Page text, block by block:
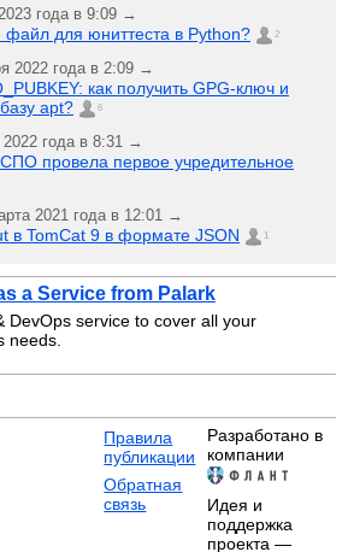
года в 9:09 →
файл для юниттеста в Python? 2
2022 года в 2:09 →
как получить GPG-ключ и
apt?
6
2022 года в 8:31 →
провела первое учредительное
2021 года в 12:01 →
в TomCat 9 в формате JSON 1
a Service from Palark
DevOps service to cover all your
needs.
Правила
публикации
Обратная
связь
Разработано в
компании
Идея и
поддержка
проекта —